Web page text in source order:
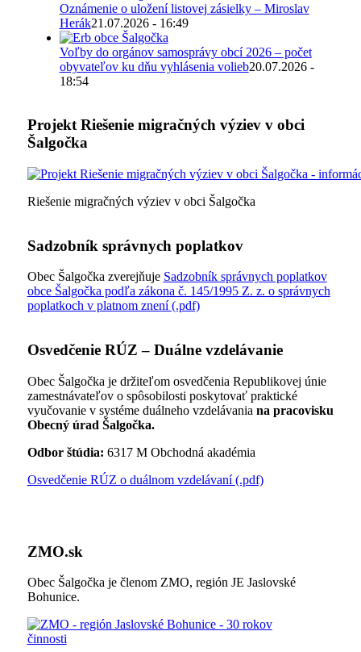
Oznámenie o uložení listovej zásielky – Miroslav
Herák21.07.2026 - 16:49
Voľby do orgánov samosprávy obcí 2026 – počet
obyvateľov ku dňu vyhlásenia volieb20.07.2026 -
18:54
Projekt Riešenie migračných výziev v obci
Šalgočka
Riešenie migračných výziev v obci Šalgočka
Sadzobník správnych poplatkov
Obec Šalgočka zverejňuje Sadzobník správnych poplatkov
obce Šalgočka podľa zákona č. 145/1995 Z. z. o správnych
poplatkoch v platnom znení (.pdf)
Osvedčenie RÚZ – Duálne vzdelávanie
Obec Šalgočka je držiteľom osvedčenia Republikovej únie
zamestnávateľov o spôsobilosti poskytovať praktické
vyučovanie v systéme duálneho vzdelávania na pracovisku
Obecný úrad Šalgočka.
Odbor štúdia: 6317 M Obchodná akadémia
Osvedčenie RÚZ o duálnom vzdelávaní (.pdf)
ZMO.sk
Obec Šalgočka je členom ZMO, región JE Jaslovské
Bohunice.